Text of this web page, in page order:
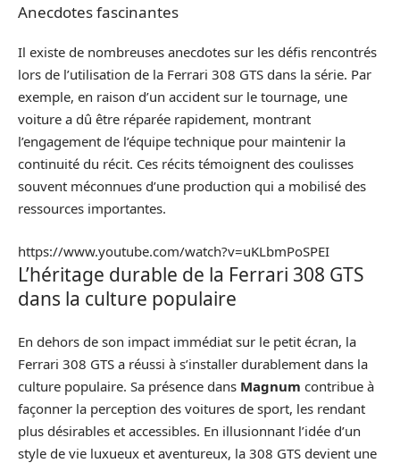
Anecdotes fascinantes
Il existe de nombreuses anecdotes sur les défis rencontrés
lors de l’utilisation de la Ferrari 308 GTS dans la série. Par
exemple, en raison d’un accident sur le tournage, une
voiture a dû être réparée rapidement, montrant
l’engagement de l’équipe technique pour maintenir la
continuité du récit. Ces récits témoignent des coulisses
souvent méconnues d’une production qui a mobilisé des
ressources importantes.
https://www.youtube.com/watch?v=uKLbmPoSPEI
L’héritage durable de la Ferrari 308 GTS
dans la culture populaire
En dehors de son impact immédiat sur le petit écran, la
Ferrari 308 GTS a réussi à s’installer durablement dans la
culture populaire. Sa présence dans Magnum contribue à
façonner la perception des voitures de sport, les rendant
plus désirables et accessibles. En illusionnant l’idée d’un
style de vie luxueux et aventureux, la 308 GTS devient une